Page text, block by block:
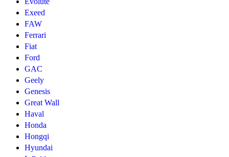
Exeed
FAW
Ferrari
Fiat
Ford
GAC
Geely
Genesis
Great Wall
Haval
Honda
Hongqi
Hyundai